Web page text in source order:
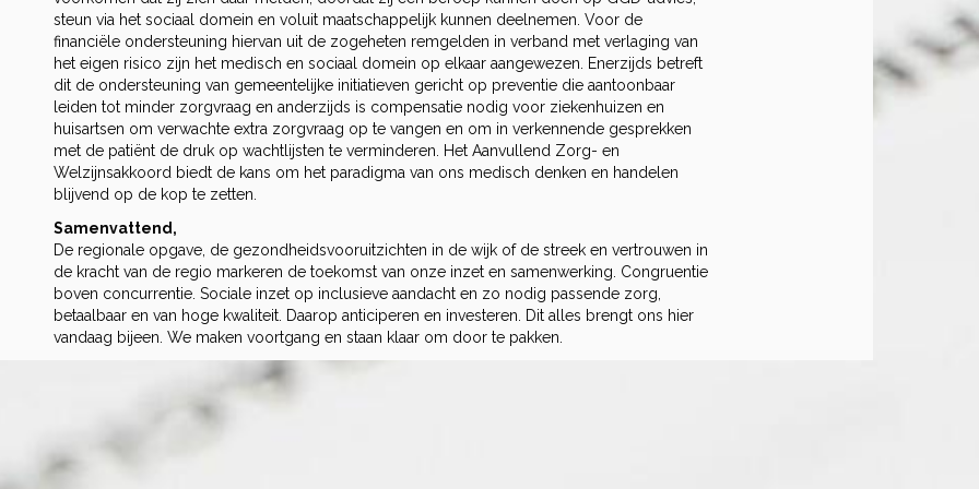
steun via het sociaal domein en voluit maatschappelijk kunnen deelnemen. Voor de
financiële ondersteuning hiervan uit de zogeheten remgelden in verband met verlaging van
het eigen risico zijn het medisch en sociaal domein op elkaar aangewezen. Enerzijds betreft
dit de ondersteuning van gemeentelijke initiatieven gericht op preventie die aantoonbaar
leiden tot minder zorgvraag en anderzijds is compensatie nodig voor ziekenhuizen en
huisartsen om verwachte extra zorgvraag op te vangen en om in verkennende gesprekken
met de patiënt de druk op wachtlijsten te verminderen. Het Aanvullend Zorg- en
Welzijnsakkoord biedt de kans om het paradigma van ons medisch denken en handelen
blijvend op de kop te zetten.
Samenvattend,
De regionale opgave, de gezondheidsvooruitzichten in de wijk of de streek en vertrouwen in
de kracht van de regio markeren de toekomst van onze inzet en samenwerking. Congruentie
boven concurrentie. Sociale inzet op inclusieve aandacht en zo nodig passende zorg,
betaalbaar en van hoge kwaliteit. Daarop anticiperen en investeren. Dit alles brengt ons hier
vandaag bijeen. We maken voortgang en staan klaar om door te pakken.